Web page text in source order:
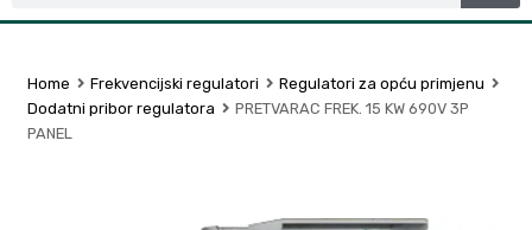
Home Frekvencijski regulatori
Regulatori za opću primjenu
Dodatni pribor regulatora
PRETVARAC FREK. 15 KW 690V 3P
PANEL